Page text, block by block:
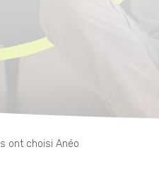
Ils ont choisi Anéo